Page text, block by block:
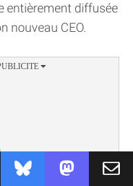
entièrement diffusée
nouveau CEO.